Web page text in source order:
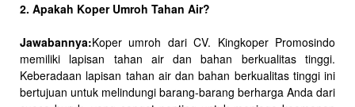
2. Apakah Koper Umroh Tahan Air?
Jawabannya:Koper umroh dari CV. Kingkoper Promosindo
memiliki lapisan tahan air dan bahan berkualitas tinggi.
Keberadaan lapisan tahan air dan bahan berkualitas tinggi ini
bertujuan untuk melindungi barang-barang berharga Anda dari